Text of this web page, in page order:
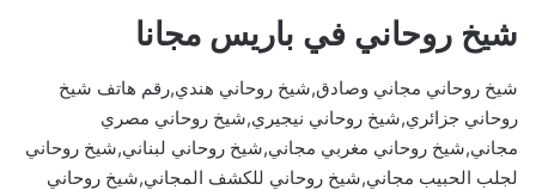
شيخ روحاني في باريس مجانا
شيخ روحاني مجاني وصادق,شيخ روحاني هندي,رقم هاتف شيخ
روحاني جزائري,شيخ روحاني نيجيري,شيخ روحاني مصري
مجاني,شيخ روحاني مغربي مجاني,شيخ روحاني لبناني,شيخ روحاني
لجلب الحبيب مجاني,شيخ روحاني للكشف المجاني,شيخ روحاني